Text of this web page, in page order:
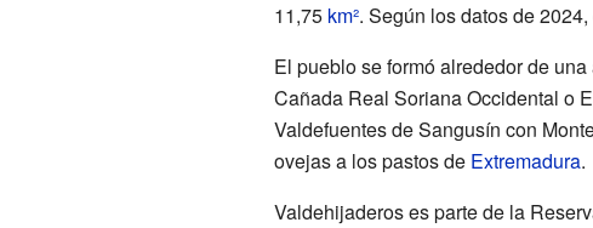
11,75 km². Según los datos de
El pueblo se formó alrededor de
Cañada Real Soriana Occidental o
Valdefuentes de Sangusín con
ovejas a los pastos de Extremadura.
Valdehijaderos es parte de la